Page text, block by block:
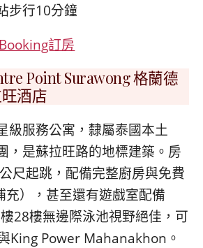
步行10分鐘
Booking訂房
Point Surawong 格蘭德
酒店
級服務公寓，隸屬泰國本土
，是蘇拉旺路的地標建築。房
尺起跳，配備完整廚房與免費
），甚至還有遊戲室配備
28樓無邊際泳池視野絕佳，可
King Power Mahanakhon。